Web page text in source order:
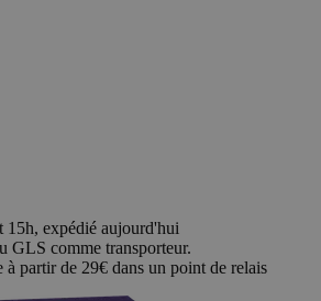
15h, expédié aujourd'hui
GLS comme transporteur.
partir de 29€ dans un point de relais